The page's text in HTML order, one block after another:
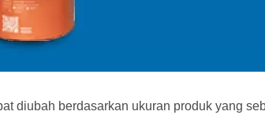
diubah berdasarkan ukuran produk yang